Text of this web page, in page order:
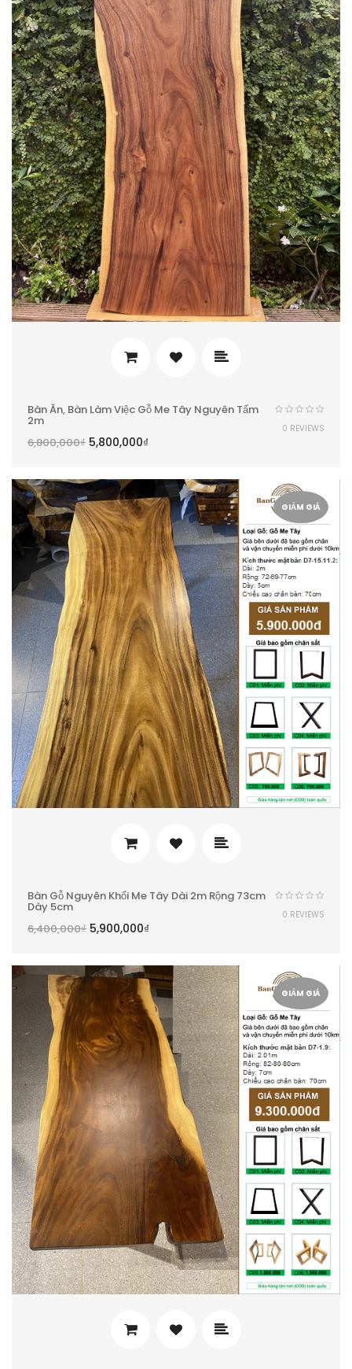
Bàn Ăn, Bàn Làm Việc Gỗ Me Tây Nguyên Tấm
2m
6,800,000₫ 5,800,000₫
0 REVIEWS
GIẢM GIÁ
Bàn Gỗ Nguyên Khối Me Tây Dài 2m Rộng 73cm
Dày 5cm
6,400,000₫ 5,900,000₫
0 REVIEWS
GIẢM GIÁ